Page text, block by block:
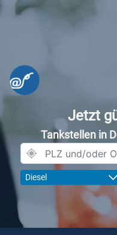
Jetzt
Tankstellen in
Diesel